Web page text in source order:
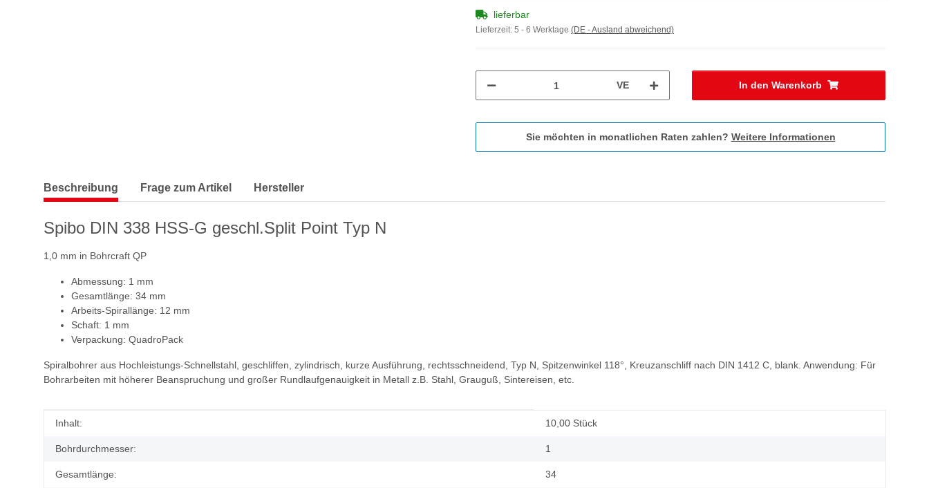
lieferbar
Lieferzeit: 5 - 6 Werktage (DE - Ausland abweichend)
VE In den Warenkorb
Sie möchten in monatlichen Raten zahlen? Weitere Informationen
Beschreibung Frage zum Artikel Hersteller
Spibo DIN 338 HSS-G geschl.Split Point Typ N
1,0 mm in Bohrcraft QP
Abmessung: 1 mm
Gesamtlänge: 34 mm
Arbeits-Spirallänge: 12 mm
Schaft: 1 mm
Verpackung: QuadroPack
Spiralbohrer aus Hochleistungs-Schnellstahl, geschliffen, zylindrisch, kurze Ausführung, rechtsschneidend, Typ N, Spitzenwinkel 118°, Kreuzanschliff nach DIN 1412 C, blank. Anwendung: Für
Bohrarbeiten mit höherer Beanspruchung und großer Rundlaufgenauigkeit in Metall z.B. Stahl, Grauguß, Sintereisen, etc.
Produkteigenschaft
Wert
Inhalt: 10,00 Stück
Bohrdurchmesser: 1
Gesamtlänge: 34